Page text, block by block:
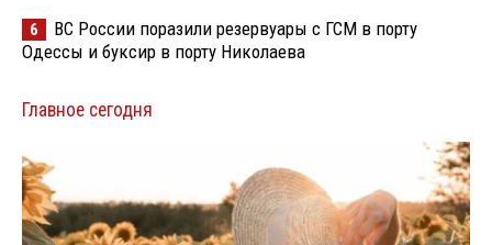
6
ВС России поразили резервуары с ГСМ в порту
Одессы и буксир в порту Николаева
Главное сегодня